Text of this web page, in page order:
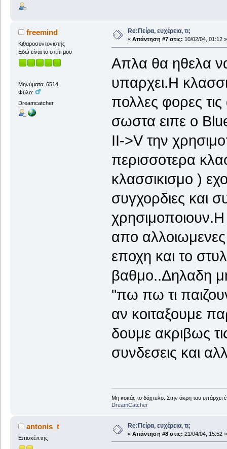
freemind
Κιθαροσυντονιστής
Εδώ είναι το σπίτι μου
Μηνύματα: 6514
Φύλο:
Dreamcatcher
Re:Πείρα, ευχέρεια, τι;
« Απάντηση #7 στις: 10/02/04, 01:12 »
Απλα θα ηθελα
υπαρχει.Η
πολλες φορες
σωστα ειπε ο
ΙΙ->V την
περισσοτερα
κλασσικισμο )
συγχορδιες και
χρησιμοποιουν.Η
απο
εποχη και το
βαθμο..Δηλαδη
"πω πω τι
αν κοιταξουμε
δουμε ακριβως
συνδεσεις και
Μη κοιτάς το δάχτυλο. Στην άκρη του υπάρχει
DreamCatcher
antonis_t
Επισκέπτης
Re:Πείρα, ευχέρεια, τι;
« Απάντηση #8 στις: 21/04/04, 15:52 »